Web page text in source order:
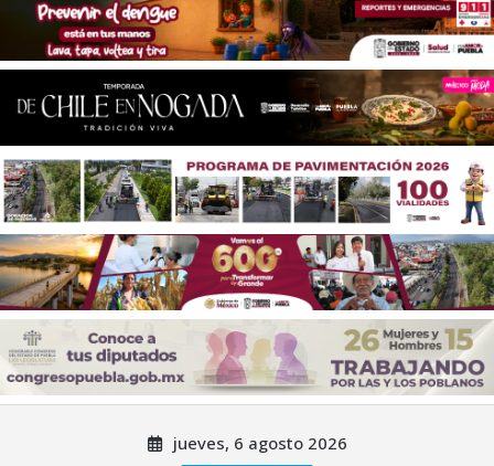
jueves, 6 agosto 2026